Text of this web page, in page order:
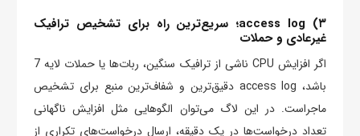
۳) access log؛ سریع‌ترین راه برای تشخیص ترافیک
غیرعادی و حملات
اگر افزایش CPU ناشی از ترافیک سنگین، ربات‌ها یا حملات لایه 7
باشد، access log دقیق‌ترین و شفاف‌ترین منبع برای تشخیص
ماجراست. در این لاگ می‌توان الگوهایی مثل افزایش ناگهانی
تعداد درخواست‌ها در یک دقیقه، ارسال درخواست‌های تکراری از